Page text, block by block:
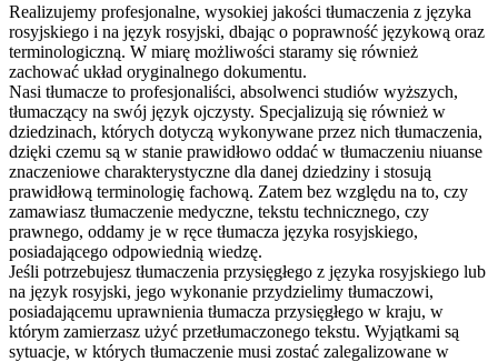
Realizujemy profesjonalne, wysokiej jakości tłumaczenia z języka
rosyjskiego i na język rosyjski, dbając o poprawność językową oraz
terminologiczną. W miarę możliwości staramy się również
zachować układ oryginalnego dokumentu.
Nasi tłumacze to profesjonaliści, absolwenci studiów wyższych,
tłumaczący na swój język ojczysty. Specjalizują się również w
dziedzinach, których dotyczą wykonywane przez nich tłumaczenia,
dzięki czemu są w stanie prawidłowo oddać w tłumaczeniu niuanse
znaczeniowe charakterystyczne dla danej dziedziny i stosują
prawidłową terminologię fachową. Zatem bez względu na to, czy
zamawiasz tłumaczenie medyczne, tekstu technicznego, czy
prawnego, oddamy je w ręce tłumacza języka rosyjskiego,
posiadającego odpowiednią wiedzę.
Jeśli potrzebujesz tłumaczenia przysięgłego z języka rosyjskiego lub
na język rosyjski, jego wykonanie przydzielimy tłumaczowi,
posiadającemu uprawnienia tłumacza przysięgłego w kraju, w
którym zamierzasz użyć przetłumaczonego tekstu. Wyjątkami są
sytuacje, w których tłumaczenie musi zostać zalegalizowane w